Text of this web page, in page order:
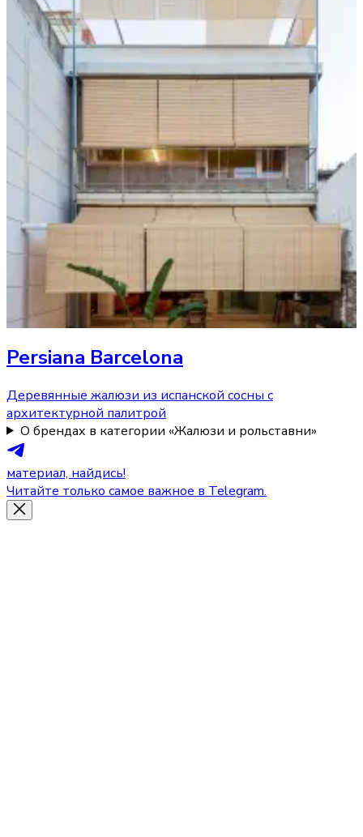
Persiana Barcelona
Деревянные жалюзи из испанской сосны с
архитектурной палитрой
О брендах в категории «Жалюзи и рольставни»
материал, найдись!
Читайте только самое важное в Telegram.